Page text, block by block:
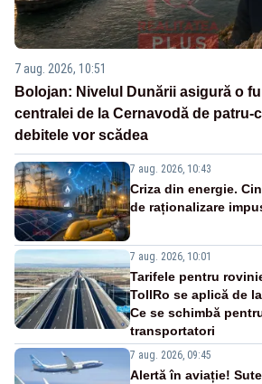
7 aug. 2026, 10:51
Bolojan: Nivelul Dunării asigură o
centralei de la Cernavodă de patru-
debitele vor scădea
7 aug. 2026, 10:43
Criza din energie.
de raționalizare
7 aug. 2026, 10:01
Tarifele pentru
TollRo se aplică de
Ce se schimbă
transportatori
7 aug. 2026, 09:45
Alertă în aviație!